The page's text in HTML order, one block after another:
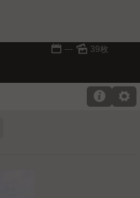
📅 --- 🌄 39枚
⚙
